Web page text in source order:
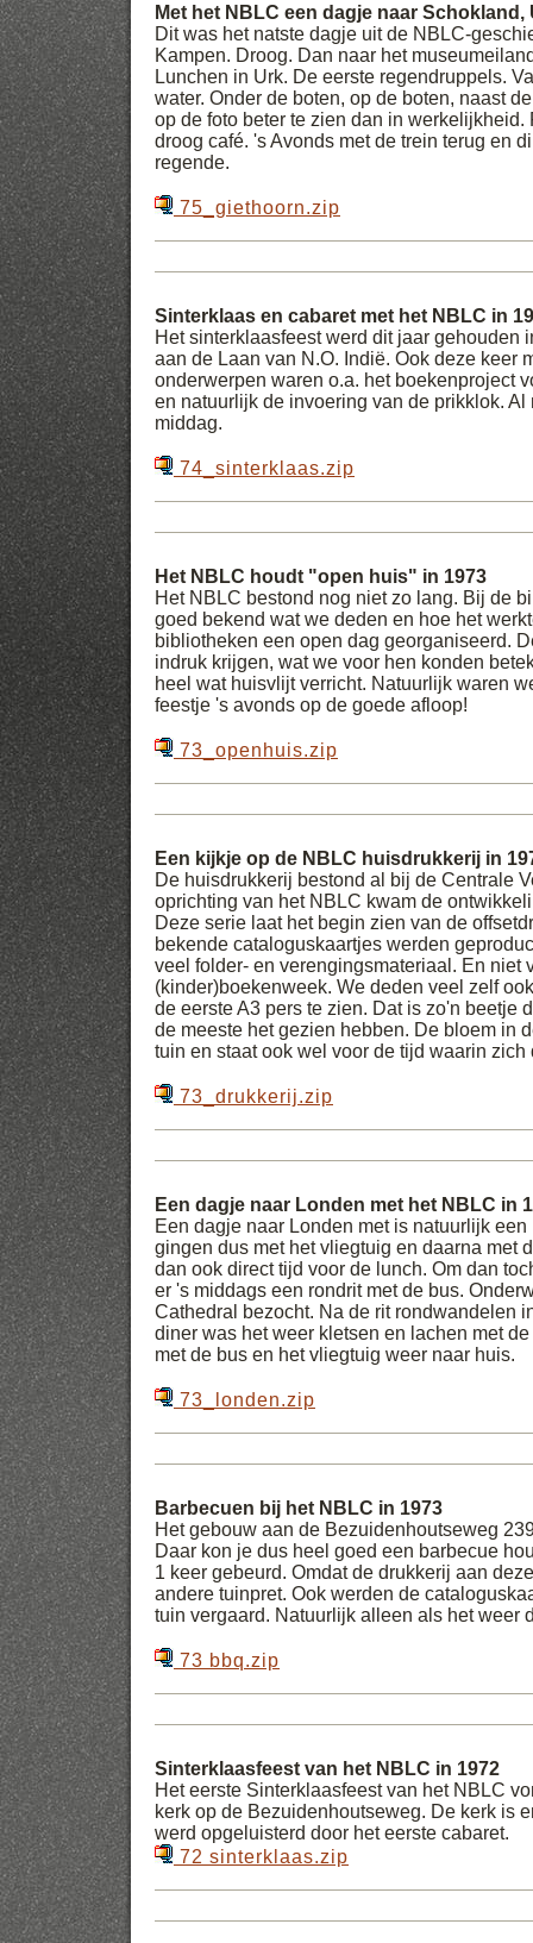
Met het NBLC een dagje naar
Dit was het natste dagje uit de NBLC-
Kampen. Droog. Dan naar het
Lunchen in Urk. De eerste regendruppels.
water. Onder de boten, op de boten, naast
op de foto beter te zien dan in
droog café. 's Avonds met de trein terug en
regende.
75_giethoorn.zip
Sinterklaas en cabaret met het NBLC in
Het sinterklaasfeest werd dit jaar gehouden
aan de Laan van N.O. Indië. Ook deze keer
onderwerpen waren o.a. het boekenproject
en natuurlijk de invoering van de prikklok.
middag.
74_sinterklaas.zip
Het NBLC houdt "open huis" in 1973
Het NBLC bestond nog niet zo lang. Bij de
goed bekend wat we deden en hoe het
bibliotheken een open dag georganiseerd.
indruk krijgen, wat we voor hen konden
heel wat huisvlijt verricht. Natuurlijk waren
feestje 's avonds op de goede afloop!
73_openhuis.zip
Een kijkje op de NBLC huisdrukkerij in
De huisdrukkerij bestond al bij de Centrale
oprichting van het NBLC kwam de
Deze serie laat het begin zien van de
bekende cataloguskaartjes werden
veel folder- en verengingsmateriaal. En niet
(kinder)boekenweek. We deden veel zelf
de eerste A3 pers te zien. Dat is zo'n beetje
de meeste het gezien hebben. De bloem in
tuin en staat ook wel voor de tijd waarin zich
73_drukkerij.zip
Een dagje naar Londen met het NBLC in
Een dagje naar Londen met is natuurlijk
gingen dus met het vliegtuig en daarna met
dan ook direct tijd voor de lunch. Om dan
er 's middags een rondrit met de bus.
Cathedral bezocht. Na de rit rondwandelen
diner was het weer kletsen en lachen met
met de bus en het vliegtuig weer naar huis.
73_londen.zip
Barbecuen bij het NBLC in 1973
Het gebouw aan de Bezuidenhoutseweg
Daar kon je dus heel goed een barbecue
1 keer gebeurd. Omdat de drukkerij aan
andere tuinpret. Ook werden de
tuin vergaard. Natuurlijk alleen als het weer
73 bbq.zip
Sinterklaasfeest van het NBLC in 1972
Het eerste Sinterklaasfeest van het NBLC
kerk op de Bezuidenhoutseweg. De kerk is
werd opgeluisterd door het eerste cabaret.
72 sinterklaas.zip